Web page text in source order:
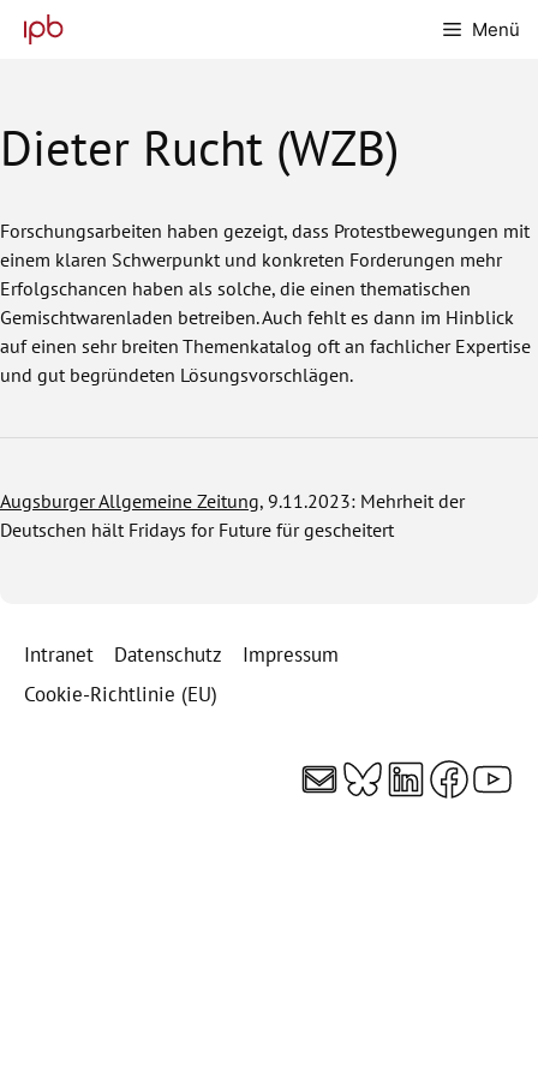
Inhalt
Menü
Dieter Rucht (WZB)
Forschungsarbeiten haben gezeigt, dass Protestbewegungen mit
einem klaren Schwerpunkt und konkreten Forderungen mehr
Erfolgschancen haben als solche, die einen thematischen
Gemischtwarenladen betreiben. Auch fehlt es dann im Hinblick
auf einen sehr breiten Themenkatalog oft an fachlicher Expertise
und gut begründeten Lösungsvorschlägen.
Augsburger Allgemeine Zeitung, 9.11.2023: Mehrheit der
Deutschen hält Fridays for Future für gescheitert
Intranet Datenschutz
Impressum
Cookie-Richtlinie (EU)
E-MailBluesky